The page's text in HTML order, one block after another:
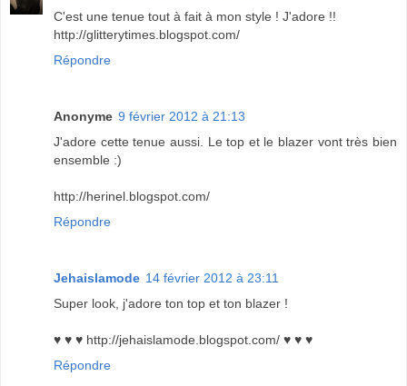
C'est une tenue tout à fait à mon style ! J'adore !!
http://glitterytimes.blogspot.com/
Répondre
Anonyme 9 février 2012 à 21:13
J'adore cette tenue aussi. Le top et le blazer vont très bien
ensemble :)
http://herinel.blogspot.com/
Répondre
Jehaislamode 14 février 2012 à 23:11
Super look, j'adore ton top et ton blazer !
♥ ♥ ♥ http://jehaislamode.blogspot.com/ ♥ ♥ ♥
Répondre